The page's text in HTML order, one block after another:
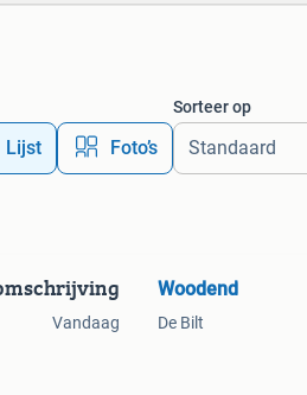
Lijst Foto’s
Sorteer op
Vandaag
Woodend
De Bilt